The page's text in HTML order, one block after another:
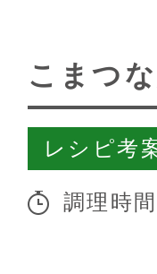
こまつ
レシピ考
調理時